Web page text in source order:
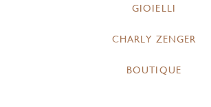
GIOIELLI
CHARLY ZENGER
BOUTIQUE